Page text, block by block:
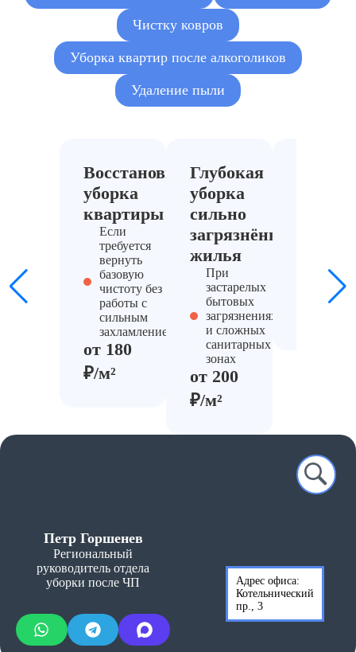
Чистку ковров
Уборка квартир после алкоголиков
Удаление пыли
Восстановительная
уборка
квартиры
Если
требуется
вернуть
базовую
чистоту без
работы с
сильным
захламлением
от 180
₽/м²
Глубокая
уборка
сильно
загрязнённого
жилья
При
застарелых
бытовых
загрязнениях
и сложных
санитарных
зонах
от 200
₽/м²
от 220
Петр Горшенев
Региональный
руководитель отдела
уборки после ЧП
Адрес офиса:
Котельнический
пр., 3